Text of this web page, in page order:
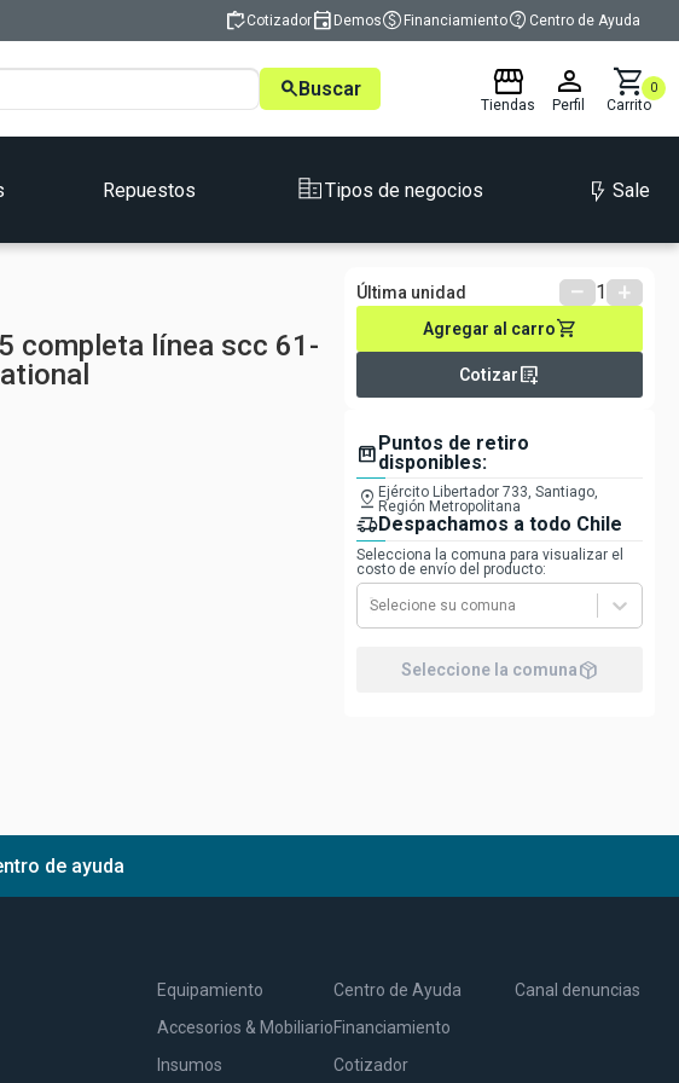
inventoryCotizadorevent Demosmonetization_on Financiamientocontact_support Centro de Ayuda
searchBuscar storefront
Tiendas
person
Perfil
shopping_cart
Carrito
0
Repuestos Tipos de negocios Sale
completa línea scc 61-
Última unidad remove 1 add
Agregar al carroshopping_cart
Cotizarlist_alt_add
boxPuntos de retiro
disponibles:
pin_dropEjército Libertador 733, Santiago,
Región Metropolitana
delivery_truck_speedDespachamos a todo Chile
Selecciona la comuna para visualizar el
costo de envío del producto:
Selecione su comuna
Seleccione la comunapackage_2
de ayuda
Equipamiento
Accesorios & Mobiliario
Insumos
Centro de Ayuda
Financiamiento
Cotizador
Canal denuncias